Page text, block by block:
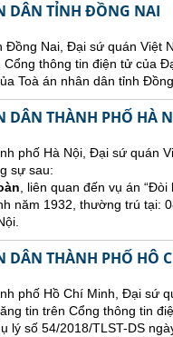
DÂN TỈNH ĐỒNG NAI
Đồng Nai, Đại sứ quán Việt
thông tin điện tử của
Toà án nhân dân tỉnh
DÂN THÀNH PHỐ HÀ
phố Hà Nội, Đại sứ quán
sự sau:
, liên quan đến vụ án
năm 1932, thường trú tại:
DÂN THÀNH PHỐ HÔ
phố Hồ Chí Minh, Đại sứ
tin trên Cổng thông tin
lý số 54/2018/TLST-DS